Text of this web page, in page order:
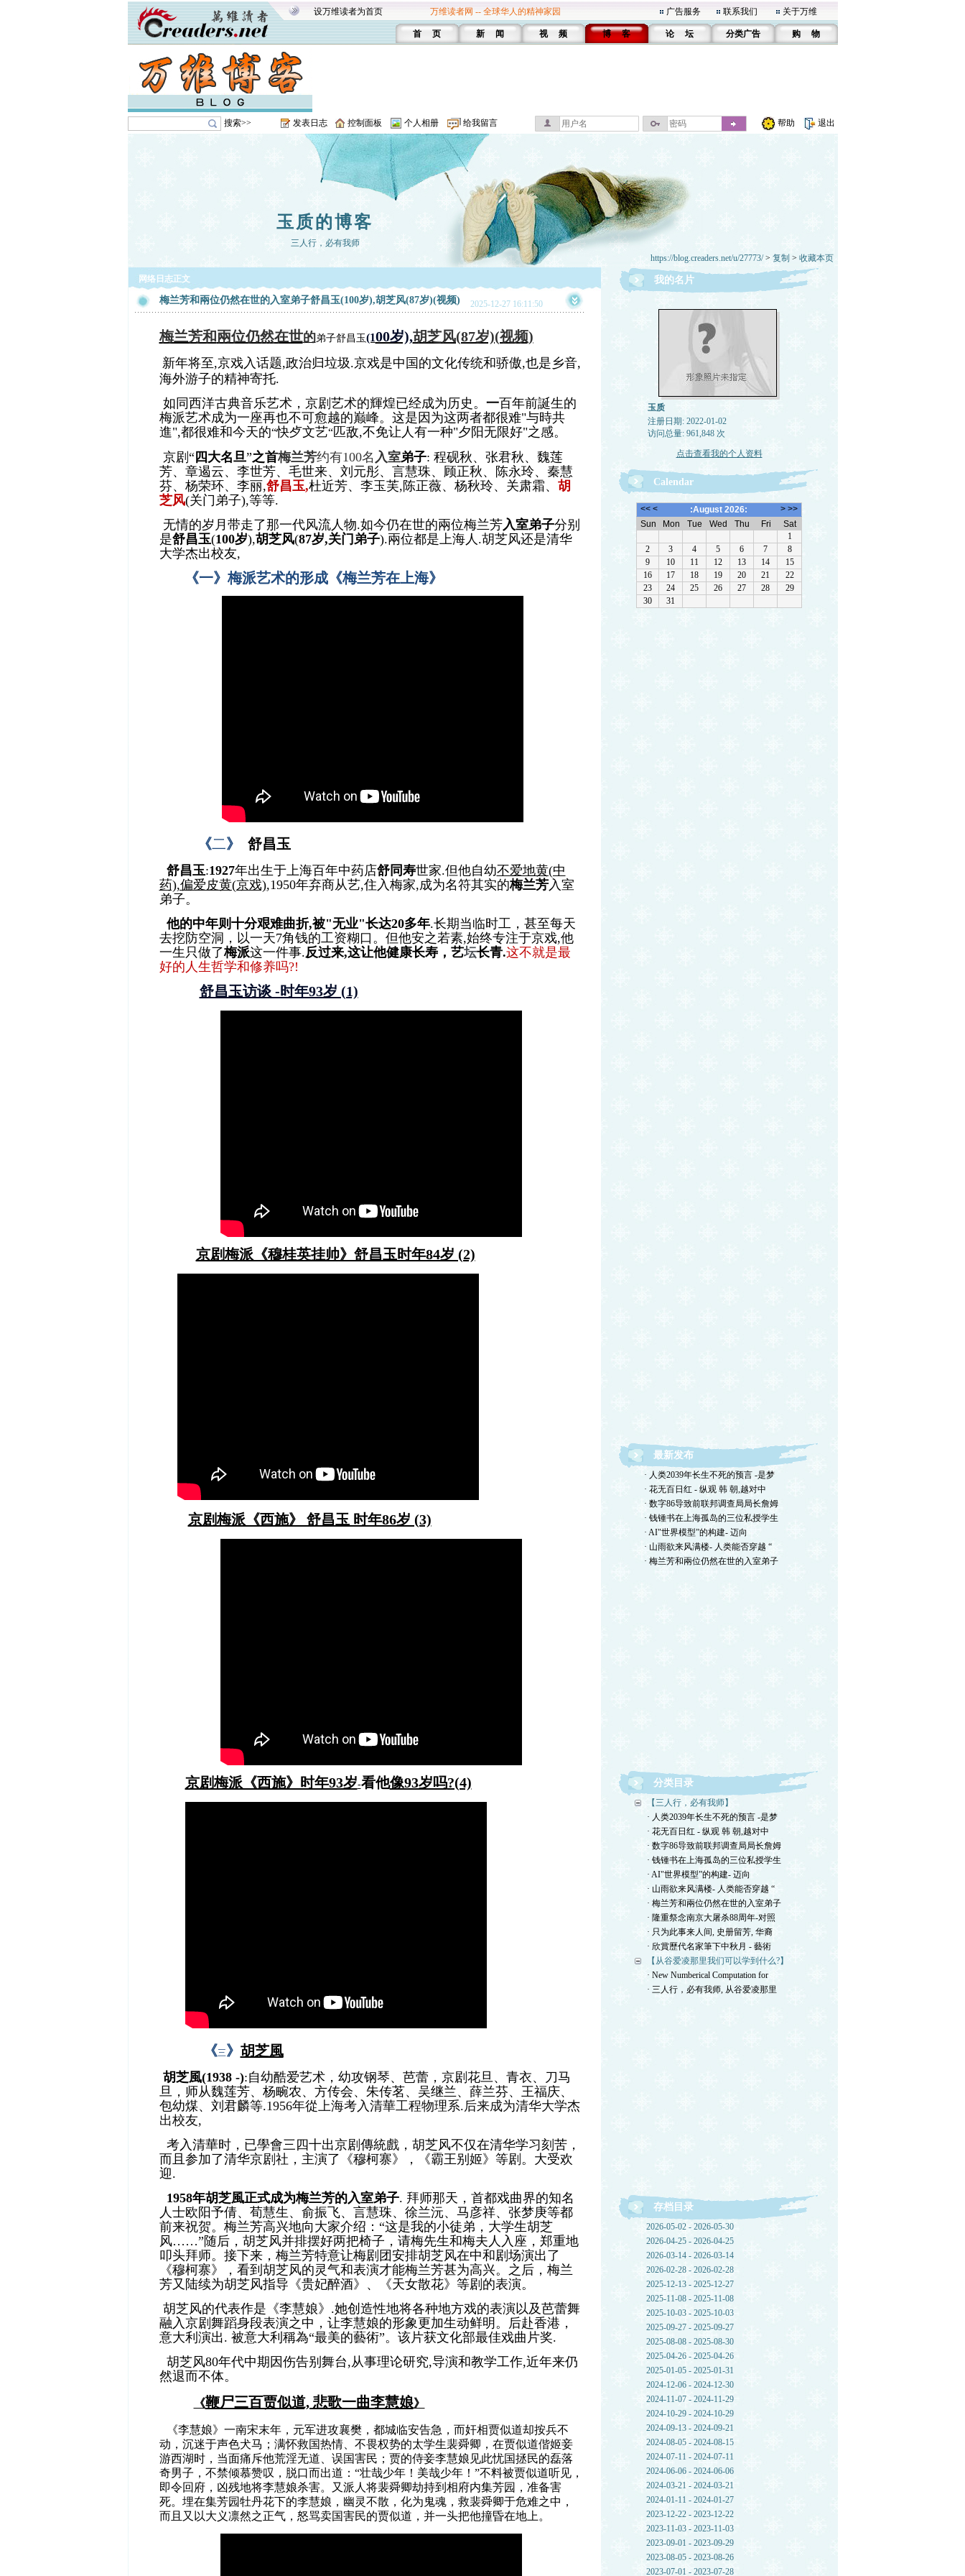
设万维读者为首页 万维读者网 -- 全球华人的精神家园 广告服务 联系我们 关于万维
首 页 新 闻 视 频 博 客 论 坛 分类广告 购 物
搜索>> 发表日志 控制面板 个人相册 给我留言 帮助 退出
玉质的博客
三人行，必有我师
https://blog.creaders.net/u/27773/> 复制 > 收藏本页
网络日志正文
梅兰芳和兩位仍然在世的入室弟子舒昌玉(100岁),胡芝风(87岁)(视频) 2025-12-27 16:11:50
梅兰芳和兩位仍然在世的弟子舒昌玉(100岁),胡芝风(87岁)(视频)
新年将至,京戏入话题,政治归垃圾.京戏是中国的文化传统和骄傲,也是乡音,
海外游子的精神寄托.
如同西洋古典音乐艺术，京剧艺术的輝煌已经成为历史。 一百年前誕生的
梅派艺术成为一座再也不可愈越的巅峰。这是因为这两者都很难"与時共
進",都很难和今天的“快歺文艺“匹敌,不免让人有一种"夕阳无限好"之感。
京剧“四大名旦”之首梅兰芳约有100名 入室弟子: 程砚秋、张君秋、魏莲
芳、章遏云、李世芳、毛世来、刘元彤、言慧珠、顾正秋、陈永玲、秦慧
芬、杨荣环、李丽,舒昌玉,杜近芳、李玉芙,陈正薇、杨秋玲、关肃霜、 胡
芝风(关门弟子),等等.
无情的岁月带走了那一代风流人物.如今仍在世的兩位梅兰芳入室弟子分别
是舒昌玉(100岁),胡芝风(87岁,关门弟子).兩位都是上海人.胡芝风还是清华
大学杰出校友,
《一》梅派艺术的形成《梅兰芳在上海》
《二》 舒昌玉
舒昌玉:1927年出生于上海百年中药店舒同寿世家.但他自幼不爱地黄(中
药),偏爱皮黄(京戏),1950年弃商从艺,住入梅家,成为名符其实的梅兰芳入室
弟子。
他的中年则十分艰难曲折,被"无业"长达20多年.长期当临时工，甚至每天
去挖防空洞，以一天7角钱的工资糊口。但他安之若素,始终专注于京戏,他
一生只做了梅派这一件事.反过来,这让他健康长寿，艺坛长青.这不就是最
好的人生哲学和修养吗?!
舒昌玉访谈 -时年93岁 (1)
京剧梅派《穆桂英挂帅》舒昌玉时年84岁 (2)
京剧梅派《西施》 舒昌玉 时年86岁 (3)
京剧梅派《西施》时年93岁-看他像93岁吗?(4)
《三 》 胡芝風
胡芝風(1938 -):自幼酷爱艺术，幼攻钢琴、芭蕾，京剧花旦、青衣、刀马
旦，师从魏莲芳、杨畹农、方传会、朱传茗、吴继兰、薛兰芬、王福庆、
包幼煤、刘君麟等.1956年從上海考入清華工程物理系.后来成为清华大学杰
出校友,
考入清華时，已學會三四十出京剧傳統戲，胡芝风不仅在清华学习刻苦，
而且参加了清华京剧社，主演了《穆柯寨》，《霸王别姬》等剧。大受欢
迎.
1958年胡芝風正式成为梅兰芳的入室弟子. 拜师那天，首都戏曲界的知名
人士欧阳予倩、荀慧生、俞振飞、言慧珠、徐兰沅、马彦祥、张梦庚等都
前来祝贺。梅兰芳高兴地向大家介绍：“这是我的小徒弟，大学生胡芝
风……”随后，胡芝风并排摆好两把椅子，请梅先生和梅夫人入座，郑重地
叩头拜师。接下来，梅兰芳特意让梅剧团安排胡芝风在中和剧场演出了
《穆柯寨》，看到胡芝风的灵气和表演才能梅兰芳甚为高兴。之后，梅兰
芳又陆续为胡芝风指导《贵妃醉酒》、《天女散花》等剧的表演。
胡芝风的代表作是《李慧娘》.她创造性地将各种地方戏的表演以及芭蕾舞
融入京剧舞蹈身段表演之中，让李慧娘的形象更加生动鲜明。后赴香港，
意大利演出. 被意大利稱為“最美的藝術”。该片获文化部最佳戏曲片奖.
胡芝风80年代中期因伤告别舞台,从事理论研究,导演和教学工作,近年来仍
然退而不体。
《鞭尸三百贾似道, 悲歌一曲李慧娘》
《李慧娘》一南宋末年，元军进攻襄樊，都城临安告急，而奸相贾似道却按兵不
动，沉迷于声色犬马；满怀救国热情、不畏权势的太学生裴舜卿，在贾似道偕姬妾
游西湖时，当面痛斥他荒淫无道、误国害民；贾的侍妾李慧娘见此忧国拯民的磊落
奇男子，不禁倾慕赞叹，脱口而出道：“壮哉少年！美哉少年！”不料被贾似道听见，
即令回府，凶残地将李慧娘杀害。又派人将裴舜卿劫持到相府内集芳园，准备害
死。埋在集芳园牡丹花下的李慧娘，幽灵不散，化为鬼魂，救裴舜卿于危难之中，
而且又以大义凛然之正气，怒骂卖国害民的贾似道，并一头把他撞昏在地上。
我的名片
玉质
注册日期: 2022-01-02
访问总量: 961,848 次
点击查看我的个人资料
Calendar
最新发布
· 人类2039年长生不死的预言 -是梦
· 花无百日红 - 纵观 韩 朝,越对中
· 数字86导致前联邦调查局局长詹姆
· 钱锺书在上海孤岛的三位私授学生
· AI"世界模型”的构建- 迈向
· 山雨欲来风满楼- 人类能否穿越 “
· 梅兰芳和兩位仍然在世的入室弟子
分类目录
【三人行，必有我师】
· 人类2039年长生不死的预言 -是梦
· 花无百日红 - 纵观 韩 朝,越对中
· 数字86导致前联邦调查局局长詹姆
· 钱锺书在上海孤岛的三位私授学生
· AI"世界模型”的构建- 迈向
· 山雨欲来风满楼- 人类能否穿越 “
· 梅兰芳和兩位仍然在世的入室弟子
· 隆重祭念南京大屠杀88周年-对照
· 只为此事来人间, 史册留芳, 华裔
· 欣賞歷代名家筆下中秋月 - 藝術
【从谷爱凌那里我们可以学到什么?】
· New Numberical Computation for
· 三人行，必有我师, 从谷爱凌那里
存档目录
2026-05-02 - 2026-05-30
2026-04-25 - 2026-04-25
2026-03-14 - 2026-03-14
2026-02-28 - 2026-02-28
2025-12-13 - 2025-12-27
2025-11-08 - 2025-11-08
2025-10-03 - 2025-10-03
2025-09-27 - 2025-09-27
2025-08-08 - 2025-08-30
2025-04-26 - 2025-04-26
2025-01-05 - 2025-01-31
2024-12-06 - 2024-12-30
2024-11-07 - 2024-11-29
2024-10-29 - 2024-10-29
2024-09-13 - 2024-09-21
2024-08-05 - 2024-08-15
2024-07-11 - 2024-07-11
2024-06-06 - 2024-06-06
2024-03-21 - 2024-03-21
2024-01-11 - 2024-01-27
2023-12-22 - 2023-12-22
2023-11-03 - 2023-11-03
2023-09-01 - 2023-09-29
2023-08-05 - 2023-08-26
2023-07-01 - 2023-07-28